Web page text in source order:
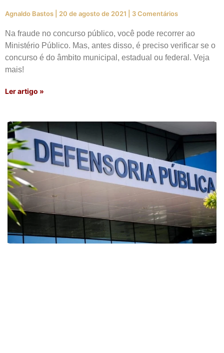
Agnaldo Bastos 20 de agosto de 2021 3 Comentários
Na fraude no concurso público, você pode recorrer ao
Ministério Público. Mas, antes disso, é preciso verificar se o
concurso é do âmbito municipal, estadual ou federal. Veja
mais!
Ler artigo »